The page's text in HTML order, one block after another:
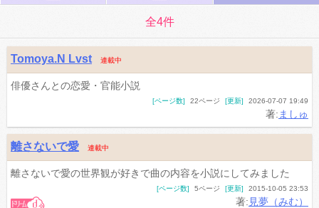
全4件
Tomoya.N Lvst 連載中
俳優さんとの恋愛・官能小説
著: ましゅ
[ページ数] 22ページ [更新] 2026-07-07 19:49
離さないで愛 連載中
離さないで愛の世界観が好きで曲の内容を小説にしてみました
著: 見夢（みむ）
[ページ数] 5ページ [更新] 2015-10-05 23:53